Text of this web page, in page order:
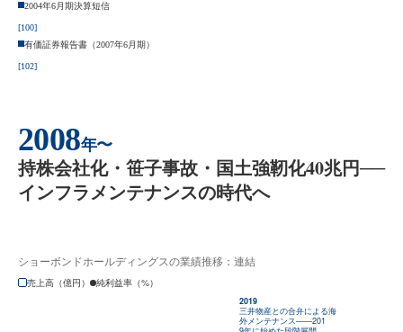
2004年6月期決算短信
[100]
有価証券報告書（2007年6月期）
[102]
2008年〜
持株会社化・笹子事故・国土強靭化40兆円──
インフラメンテナンスの時代へ
ショーボンドホールディングスの業績推移：連結
売上高（億円）
純利益率（%）